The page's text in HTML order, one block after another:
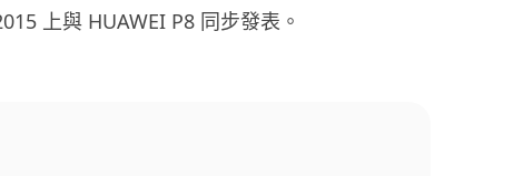
上與 HUAWEI P8 同步發表。